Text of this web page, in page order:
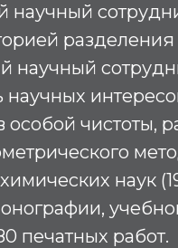
научный
разделения
научный
научных
особой чистоты,
наук
печатных работ.